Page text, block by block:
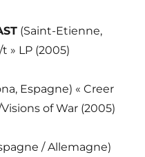
(Saint-Etienne,
» LP (2005)
Espagne) « Creer
of War (2005)
/ Allemagne)